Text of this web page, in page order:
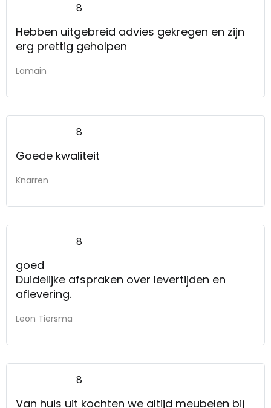
8
Hebben uitgebreid advies gekregen en zijn
erg prettig geholpen
Lamain
8
Goede kwaliteit
Knarren
8
goed
Duidelijke afspraken over levertijden en
aflevering.
Leon Tiersma
8
Van huis uit kochten we altijd meubelen bij